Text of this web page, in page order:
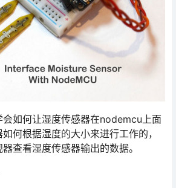
如何让湿度传感器在nodemcu上面
何根据湿度的大小来进行工作的，
查看湿度传感器输出的数据。